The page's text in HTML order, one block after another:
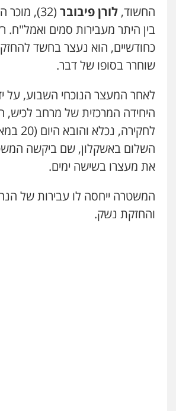
0506217771
סלימאן אבו שעירה –
פלילי בטחוני
עו"ד אסף גונן
פלילי פשע חמור תעבורה
וחקירות
0542255161
פלילי פשיעה חמורה
החשוד, לורן פיבובר
(32),
בין היתר מעבירות סמים ואמל"ח.
כחודשיים, הוא נעצר בחשד
שוחרר בסופו של דבר.
לאחר המעצר הנוכחי השבוע, על
היחידה המרכזית של מרחב לכיש,
לחקירה,
השלום באשקלון, שם ביקשה
את מעצרו בשישה ימים.
המשטרה ייחסה לו עבירות של
והחזקת נשק.